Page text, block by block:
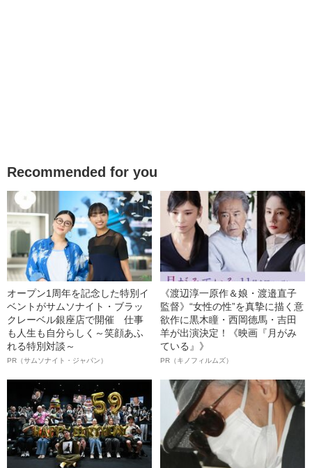
Recommended for you
オープン1周年を記念した特別イ
ベントがサムソナイト・ブラッ
クレーベル銀座店で開催 仕事
も人生も自分らしく～笑顔あふ
れる特別対談～
PR（サムソナイト・ジャパン）
《渡辺淳一原作＆娘・渡邉直子
監督》“女性の性”を真摯に描く意
欲作に黒木瞳・西岡德馬・吉田
羊が出演決定！《映画『月がみ
ている』》
PR（キノフィルムズ）